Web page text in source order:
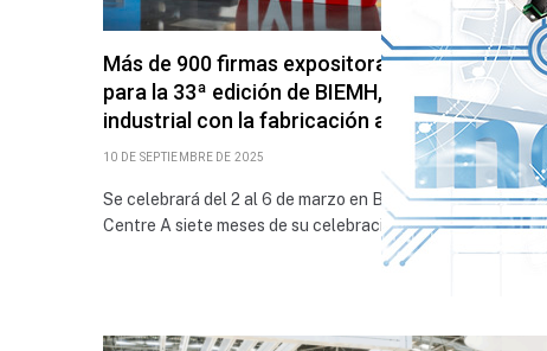
Más de 900 firmas expositoras confirmadas
para la 33ª edición de BIEMH, la gran cita
industrial con la fabricación avanzada
10 DE SEPTIEMBRE DE 2025
Se celebrará del 2 al 6 de marzo en Bilbao Exhibition
Centre A siete meses de su celebración, más de…